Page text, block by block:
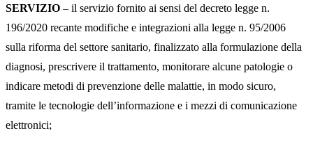
SERVIZIO – il servizio fornito ai sensi del decreto legge n.
196/2020 recante modifiche e integrazioni alla legge n. 95/2006
sulla riforma del settore sanitario, finalizzato alla formulazione della
diagnosi, prescrivere il trattamento, monitorare alcune patologie o
indicare metodi di prevenzione delle malattie, in modo sicuro,
tramite le tecnologie dell’informazione e i mezzi di comunicazione
elettronici;